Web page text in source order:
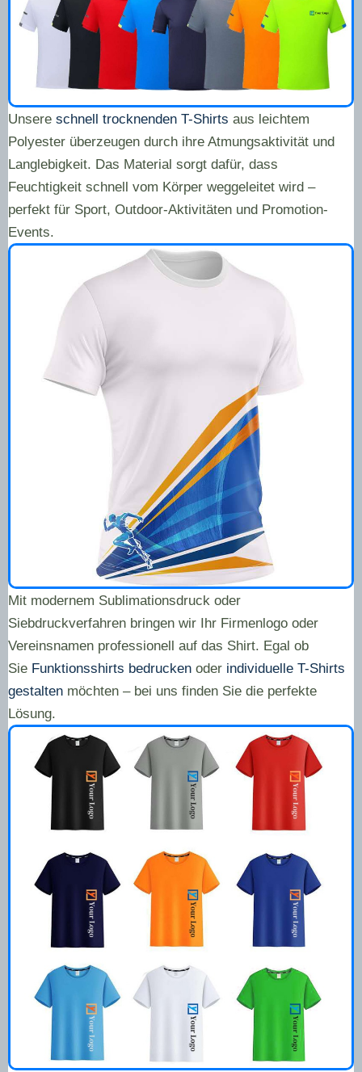
Unsere schnell trocknenden T-Shirts aus leichtem
Polyester überzeugen durch ihre Atmungsaktivität und
Langlebigkeit. Das Material sorgt dafür, dass
Feuchtigkeit schnell vom Körper weggeleitet wird –
perfekt für Sport, Outdoor-Aktivitäten und Promotion-
Events.
Mit modernem Sublimationsdruck oder
Siebdruckverfahren bringen wir Ihr Firmenlogo oder
Vereinsnamen professionell auf das Shirt. Egal ob
Sie Funktionsshirts bedrucken oder individuelle T-Shirts
gestalten möchten – bei uns finden Sie die perfekte
Lösung.